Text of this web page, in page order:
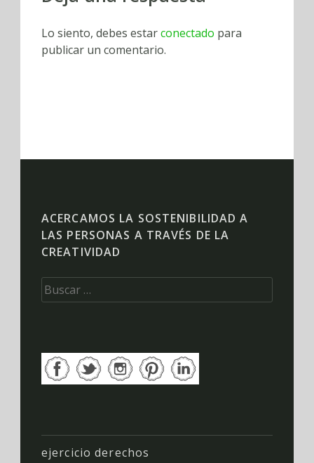
Lo siento, debes estarconectado para
publicar un comentario.
ACERCAMOS LA SOSTENIBILIDAD A
LAS PERSONAS A TRAVÉS DE LA
CREATIVIDAD
Buscar:
ejercicio derechos